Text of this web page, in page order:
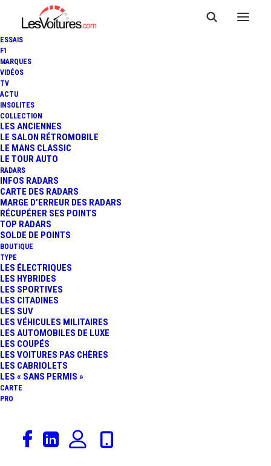
ESSAIS
F1
MARQUES
VIDÉOS
TV
ACTU
INSOLITES
COLLECTION
LES ANCIENNES
LE SALON RÉTROMOBILE
LE MANS CLASSIC
LE TOUR AUTO
RADARS
INFOS RADARS
CARTE DES RADARS
MARGE D’ERREUR DES RADARS
RÉCUPÉRER SES POINTS
TOP RADARS
SOLDE DE POINTS
BOUTIQUE
TYPE
LES ÉLECTRIQUES
LES HYBRIDES
LES SPORTIVES
LES CITADINES
LES SUV
LES VÉHICULES MILITAIRES
LES AUTOMOBILES DE LUXE
LES COUPÉS
LES VOITURES PAS CHÈRES
LES CABRIOLETS
LES « SANS PERMIS »
CARTE
PRO
MERCEDES-BENZ PASSE
(DANS) LE CONTRÔLE
2 Minutes
Depuis le 9 août, les clients qui se
présentent sur le site du contrôle